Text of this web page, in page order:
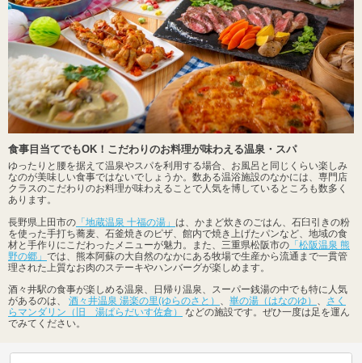
食事目当てでもOK！こだわりのお料理が味わえる温泉・スパ
ゆったりと腰を据えて温泉やスパを利用する場合、お風呂と同じくらい楽しみ
なのが美味しい食事ではないでしょうか。数ある温浴施設のなかには、専門店
クラスのこだわりのお料理が味わえることで人気を博しているところも数多く
あります。
長野県上田市の 「地蔵温泉 十福の湯」 は、かまど炊きのごはん、石臼引きの粉
を使った手打ち蕎麦、石釜焼きのピザ、館内で焼き上げたパンなど、地域の食
材と手作りにこだわったメニューが魅力。また、三重県松阪市の 「松阪温泉 熊
野の郷」 では、熊本阿蘇の大自然のなかにある牧場で生産から流通まで一貫管
理された上質なお肉のステーキやハンバーグが楽しめます。
酒々井駅の食事が楽しめる温泉、日帰り温泉、スーパー銭湯の中でも特に人気
があるのは、 酒々井温泉 湯楽の里(ゆらのさと） 崋の湯（はなのゆ）
さく
らマンダリン（旧 湯ぱらだいす佐倉）
などの施設です。ぜひ一度は足を運ん
でみてください。